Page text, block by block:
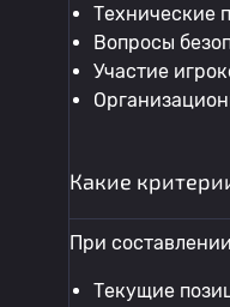
Технические
Вопросы
Участие
Какие
При
Текущие